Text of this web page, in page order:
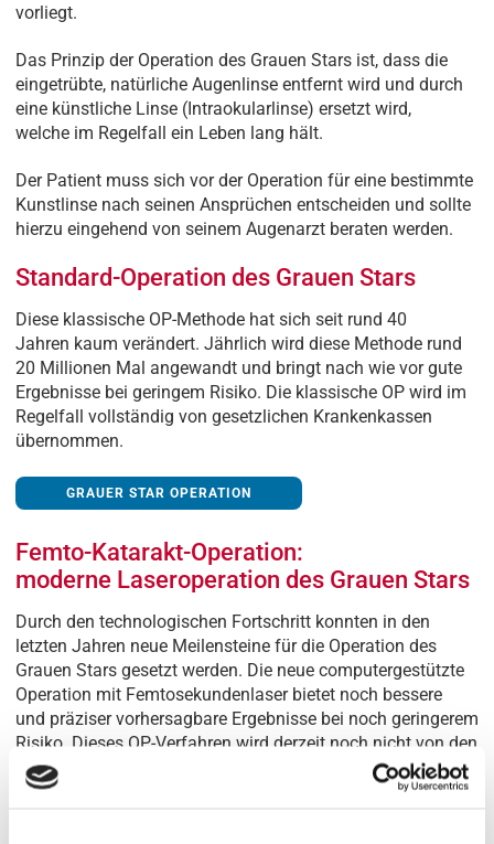
vorliegt.
Das Prinzip der Operation des Grauen Stars ist, dass die
eingetrübte, natürliche Augenlinse entfernt wird und durch
eine künstliche Linse (Intraokularlinse) ersetzt wird,
welche im Regelfall ein Leben lang hält.
Der Patient muss sich vor der Operation für eine bestimmte
Kunstlinse nach seinen Ansprüchen entscheiden und sollte
hierzu eingehend von seinem Augenarzt beraten werden.
Standard-Operation des Grauen Stars
Diese klassische OP-Methode hat sich seit rund 40
Jahren kaum verändert. Jährlich wird diese Methode rund
20 Millionen Mal angewandt und bringt nach wie vor gute
Ergebnisse bei geringem Risiko. Die klassische OP wird im
Regelfall vollständig von gesetzlichen Krankenkassen
übernommen.
GRAUER STAR OPERATION
Femto-Katarakt-Operation:
moderne Laseroperation des Grauen Stars
Durch den technologischen Fortschritt konnten in den
letzten Jahren neue Meilensteine für die Operation des
Grauen Stars gesetzt werden. Die neue computergestützte
Operation mit Femtosekundenlaser bietet noch bessere
und präziser vorhersagbare Ergebnisse bei noch geringerem
Risiko. Dieses OP-Verfahren wird derzeit noch nicht von den
Krankenkassen übernommen.